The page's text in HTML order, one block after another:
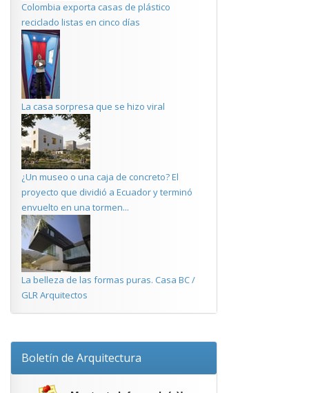
Colombia exporta casas de plástico
reciclado listas en cinco días
La casa sorpresa que se hizo viral
¿Un museo o una caja de concreto? El
proyecto que dividió a Ecuador y terminó
envuelto en una tormen...
La belleza de las formas puras. Casa BC /
GLR Arquitectos
Boletín de Arquitectura